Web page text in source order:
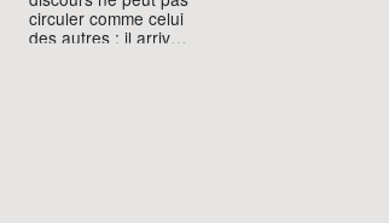
circuler comme celui
des autres : il arrive